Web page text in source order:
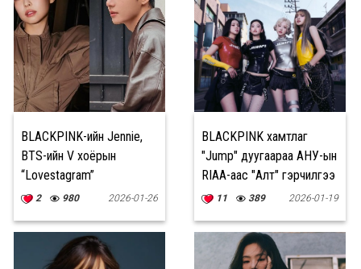
BLACKPINK-ийн Jennie,
BTS-ийн V хоёрын
“Lovestagram”
2 980 2026-01-26
BLACKPINK хамтлаг
"Jump" дуугаараа АНУ-ын
RIAA-аас "Алт" гэрчилгээ
хүртлээ
11 389 2026-01-19